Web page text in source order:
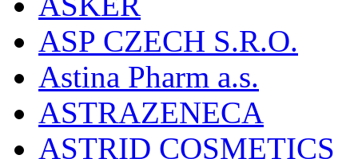
ASP CZECH S.R.O.
Astina Pharm a.s.
ASTRAZENECA
ASTRID COSMETICS